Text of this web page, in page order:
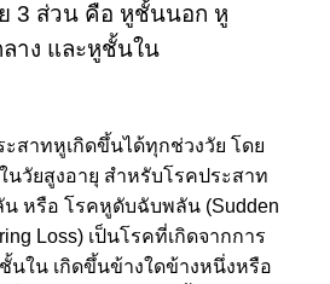
3 ส่วน คือ หูชั้นนอก หู
าง และหูชั้นใน
ะสาทหูเกิดขึ้นได้ทุกช่วงวัย โดย
วัยสูงอายุ สำหรับโรคประสาท
หรือ โรคหูดับฉับพลัน (Sudden
Loss) เป็นโรคที่เกิดจากการ
นใน เกิดขึ้นข้างใดข้างหนึ่งหรือ